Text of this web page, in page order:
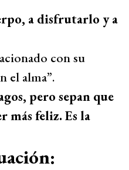
a disfrutarlo y a
con su
el alma”.
pero sepan que
más feliz. Es la